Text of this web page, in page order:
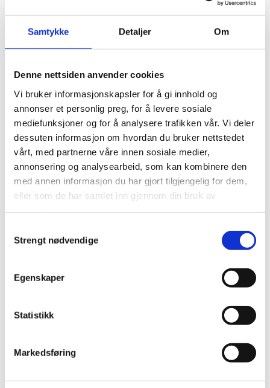
Samtykke Detaljer Om
Denne nettsiden anvender cookies
Vi bruker informasjonskapsler for å gi innhold og
annonser et personlig preg, for å levere sosiale
mediefunksjoner og for å analysere trafikken vår. Vi deler
dessuten informasjon om hvordan du bruker nettstedet
vårt, med partnerne våre innen sosiale medier,
annonsering og analysearbeid, som kan kombinere den
med annen informasjon du har gjort tilgjengelig for dem,
eller som de har samlet inn gjennom din bruk av
Strengt nødvendige
Egenskaper
Statistikk
Markedsføring
Les felles pressemelding på engelsk
kroner (3,6 MUSD), der Climate Fund Managers
går inn med 50%, og Norfund og Konexa hver
bidrar med 25%. Investeringen håper å utløse
opp mot 800 millioner kroner i ytterligere
investeringer. Norfund har gjort investeringen
gjennomFrontier Facility, et eget fond for
prosjekter med høyere risiko enn i den øvrige
porteføljen.
Konexa har en innovativ
kunne bidra til Nigerias langsiktige